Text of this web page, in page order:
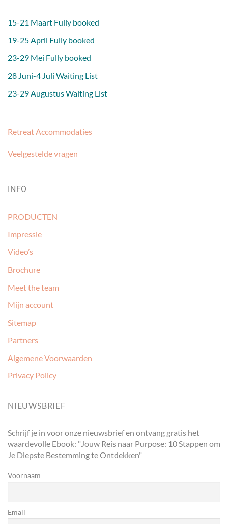
15-21 Maart Fully booked
19-25 April Fully booked
23-29 Mei Fully booked
28 Juni-4 Juli Waiting List
23-29 Augustus Waiting List
Retreat Accommodaties
Veelgestelde vragen
INFO
PRODUCTEN
Impressie
Video’s
Brochure
Meet the team
Mijn account
Sitemap
Partners
Algemene Voorwaarden
Privacy Policy
NIEUWSBRIEF
Schrijf je in voor onze nieuwsbrief en ontvang gratis het
waardevolle Ebook: "Jouw Reis naar Purpose: 10 Stappen om
Je Diepste Bestemming te Ontdekken"
Voornaam
Email